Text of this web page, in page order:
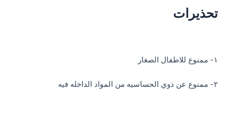
تحذيرات
١- ممنوع للاطفال الصغار
٢- ممنوع عن ذوي الحساسيه من المواد الداخله فيه